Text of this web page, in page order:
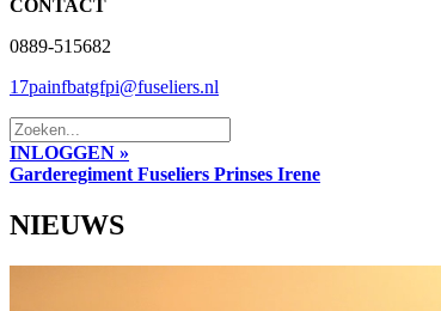
CONTACT
0889-515682
17painfbatgfpi@fuseliers.nl
INLOGGEN »
Garderegiment Fuseliers Prinses Irene
NIEUWS